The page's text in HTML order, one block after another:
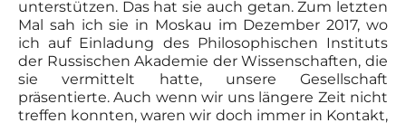
unterstützen. Das hat sie auch getan. Zum letzten
Mal sah ich sie in Moskau im Dezember 2017, wo
ich auf Einladung des Philosophischen Instituts
der Russischen Akademie der Wissenschaften, die
sie vermittelt hatte, unsere Gesellschaft
präsentierte. Auch wenn wir uns längere Zeit nicht
treffen konnten, waren wir doch immer in Kontakt,